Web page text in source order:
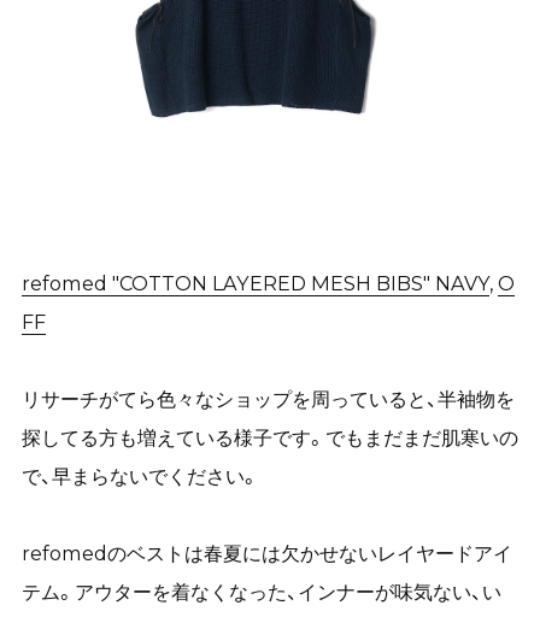
refomed "COTTON LAYERED MESH BIBS" NAVY, O
FF
リサーチがてら色々なショップを周っていると、半袖物を
探してる方も増えている様子です。でもまだまだ肌寒いの
で、早まらないでください。
refomedのベストは春夏には欠かせないレイヤードアイ
テム。アウターを着なくなった、インナーが味気ない、い